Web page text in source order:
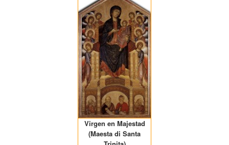
Virgen en Majestad
(Maesta di Santa